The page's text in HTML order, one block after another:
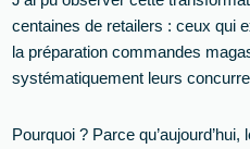
centaines de retailers : ceux qui
la préparation commandes
systématiquement leurs
Pourquoi ? Parce